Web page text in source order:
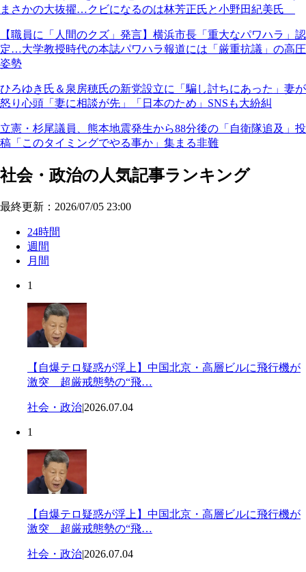
まさかの大抜擢…クビになるのは林芳正氏と小野田紀美氏
【職員に「人間のクズ」発言】横浜市長「重大なパワハラ」認
定…大学教授時代の本誌パワハラ報道には「厳重抗議」の高圧
姿勢
ひろゆき氏＆泉房穂氏の新党設立に「騙し討ちにあった」妻が
怒り心頭「妻に相談が先」「日本のため」SNSも大紛糾
立憲・杉尾議員、熊本地震発生から88分後の「自衛隊追及」投
稿「このタイミングでやる事か」集まる非難
社会・政治の人気記事ランキング
最終更新：2026/07/05 23:00
24時間
週間
月間
1
【自爆テロ疑惑が浮上】中国北京・高層ビルに飛行機が
激突 超厳戒態勢の“飛…
社会・政治|2026.07.04
1
【自爆テロ疑惑が浮上】中国北京・高層ビルに飛行機が
激突 超厳戒態勢の“飛…
社会・政治|2026.07.04